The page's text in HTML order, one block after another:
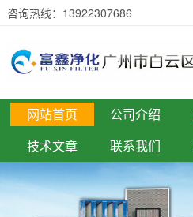
咨询热线：13922307686
网站首页 公司介绍
技术文章
联系我们